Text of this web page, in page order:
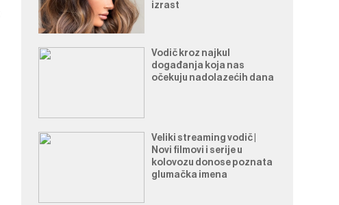
izrast
Vodič kroz najkul
događanja koja nas
očekuju nadolazećih dana
Veliki streaming vodič |
Novi filmovi i serije u
kolovozu donose poznata
glumačka imena